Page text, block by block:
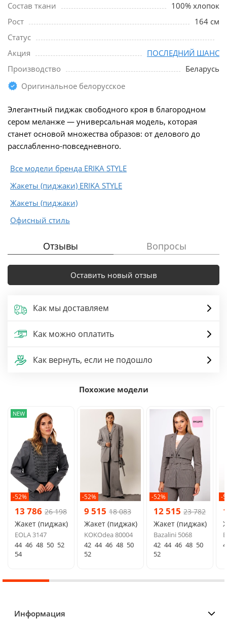
Состав ткани
100% хлопок
Рост
164 см
Статус
Акция
ПОСЛЕДНИЙ ШАНС
Производство
Беларусь
Оригинальное белорусское
Элегантный пиджак свободного кроя в благородном
сером меланже — универсальная модель, которая
станет основой множества образов: от делового до
расслабленно-повседневного.
Все модели бренда ERIKA STYLE
Жакеты (пиджаки) ERIKA STYLE
Жакеты (пиджаки)
Офисный стиль
Отзывы Вопросы
Оставить новый отзыв
Как мы доставляем
Как можно оплатить
Как вернуть, если не подошло
Похожие модели
NEW
-52%
13 786 26 198
Жакет (пиджак)
EOLA 3147
44 46 48 50 52
54
-52%
9 515 18 083
Жакет (пиджак)
KOKOdea 80004
42 44 46 48 50
52
-52%
12 515 23 782
Жакет (пиджак)
Bazalini 5068
42 44 46 48 50
52
-
Информация